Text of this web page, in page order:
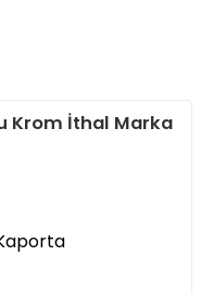
Krom İthal Marka